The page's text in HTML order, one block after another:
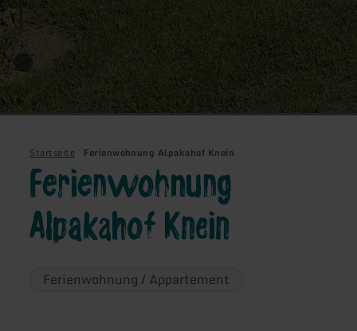
Startseite Ferienwohnung Alpakahof Knein
Ferienwohnung
Alpakahof Knein
Ferienwohnung / Appartement